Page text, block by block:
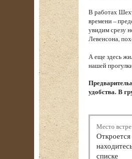
В работах
времени –
увидим срезу
Левенсона,
А еще здесь
нашей
удобства. В
Место
списке